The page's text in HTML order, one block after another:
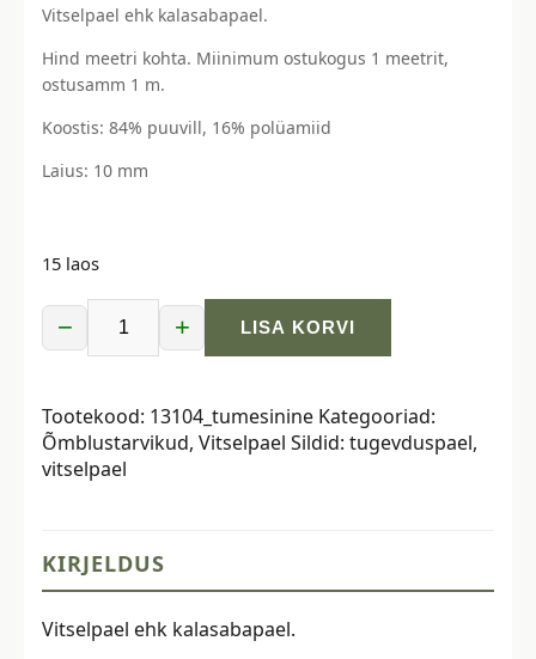
Vitselpael ehk kalasabapael.
Hind meetri kohta. Miinimum ostukogus 1 meetrit,
ostusamm 1 m.
Koostis: 84% puuvill, 16% polüamiid
Laius: 10 mm
15 laos
−
Vitselpael,
tumesinine
kogus
+ LISA KORVI
Tootekood: 13104_tumesinine Kategooriad:
Õmblustarvikud, Vitselpael Sildid: tugevduspael,
vitselpael
KIRJELDUS
Vitselpael ehk kalasabapael.